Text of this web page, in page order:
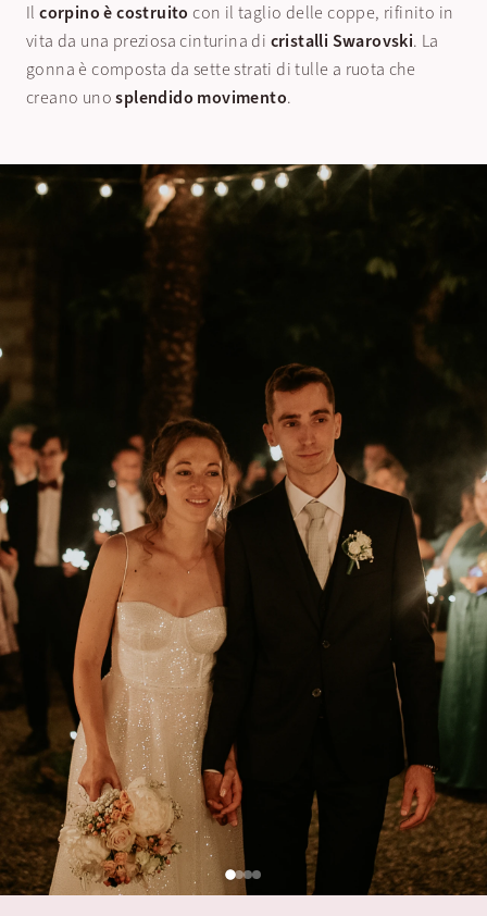
Ilcorpino è costruito con il taglio delle coppe, rifinito in
vita da una preziosa cinturina di cristalli Swarovski. La
gonna è composta da sette strati di tulle a ruota che
creano unosplendido movimento.